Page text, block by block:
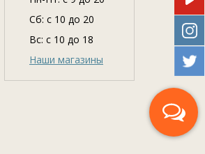
Сб: с 10 до 20
Вс: с 10 до 18
Наши магазины